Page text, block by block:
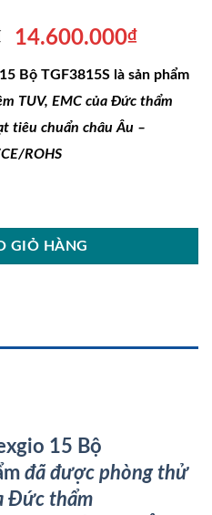
Giá
là:
24.790.000₫.
14.600.000₫Giá
tại
là:
Bộ TGF3815S là sản phẩm
TUV, EMC của Đức thẩm
tiêu chuẩn châu Âu –
ROHS
số lượng
GIỎ HÀNG
15 Bộ
đã được phòng thử
Đức thẩm